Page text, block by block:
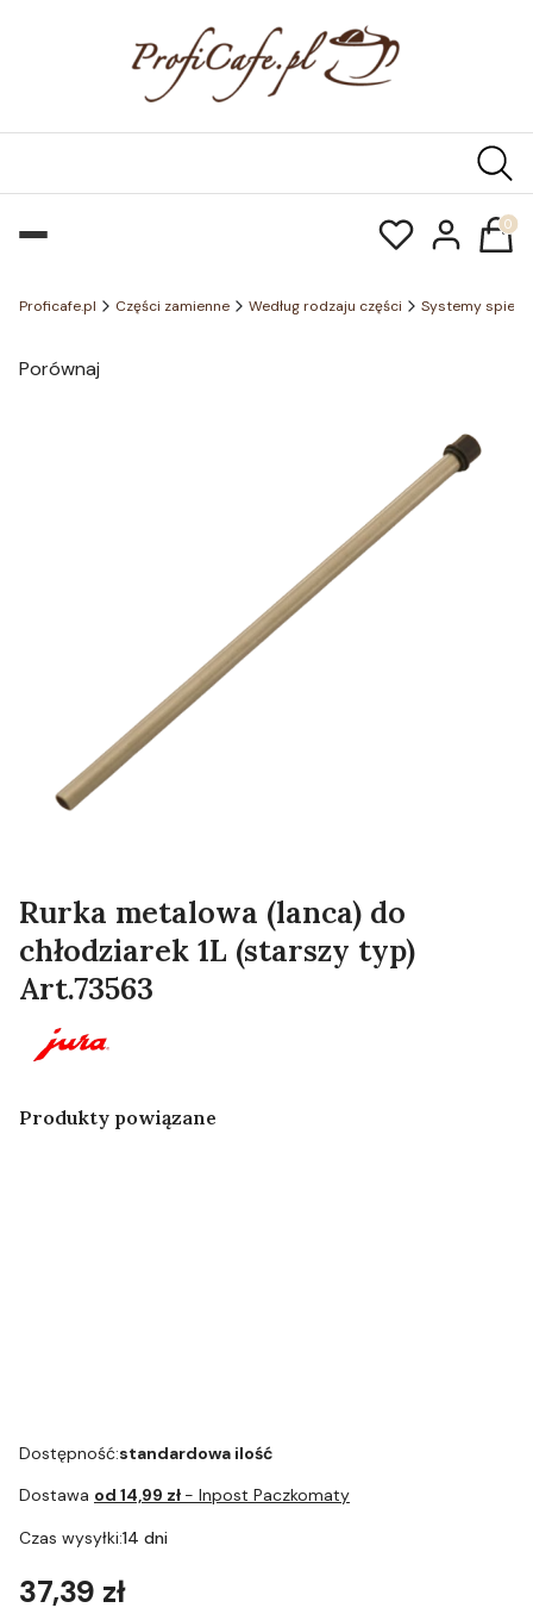
Proficafe.pl Części zamienne Według rodzaju części Systemy
Porównaj
Rurka metalowa (lanca) do
chłodziarek 1L (starszy typ)
Art.73563
Produkty powiązane
Dostępność:standardowa ilość
Dostawa od 14,99 zł - Inpost Paczkomaty
Czas wysyłki:14 dni
Cena
37,39 zł